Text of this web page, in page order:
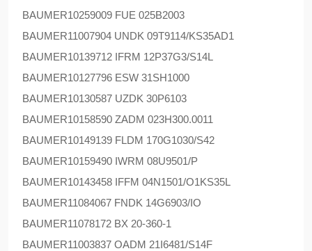
BAUMER10259009 FUE 025B2003
BAUMER11007904 UNDK 09T9114/KS35AD1
BAUMER10139712 IFRM 12P37G3/S14L
BAUMER10127796 ESW 31SH1000
BAUMER10130587 UZDK 30P6103
BAUMER10158590 ZADM 023H300.0011
BAUMER10149139 FLDM 170G1030/S42
BAUMER10159490 IWRM 08U9501/P
BAUMER10143458 IFFM 04N1501/O1KS35L
BAUMER11084067 FNDK 14G6903/IO
BAUMER11078172 BX 20-360-1
BAUMER11003837 OADM 21I6481/S14F